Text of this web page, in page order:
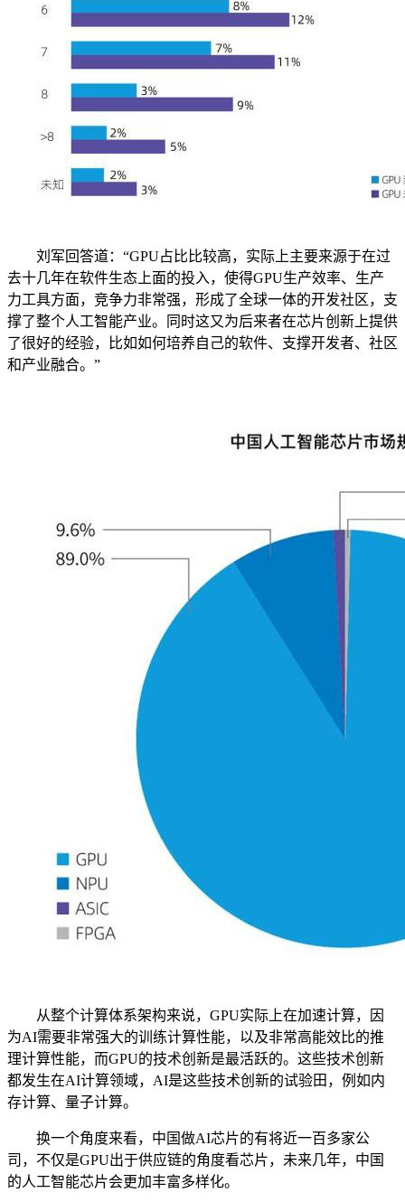
刘军回答道：“GPU占比比较高，实际上主要来源于在过
去十几年在软件生态上面的投入，使得GPU生产效率、生产
力工具方面，竞争力非常强，形成了全球一体的开发社区，支
撑了整个人工智能产业。同时这又为后来者在芯片创新上提供
了很好的经验，比如如何培养自己的软件、支撑开发者、社区
和产业融合。”
从整个计算体系架构来说，GPU实际上在加速计算，因
为AI需要非常强大的训练计算性能，以及非常高能效比的推
理计算性能，而GPU的技术创新是最活跃的。这些技术创新
都发生在AI计算领域，AI是这些技术创新的试验田，例如内
存计算、量子计算。
换一个角度来看，中国做AI芯片的有将近一百多家公
司，不仅是GPU出于供应链的角度看芯片，未来几年，中国
的人工智能芯片会更加丰富多样化。